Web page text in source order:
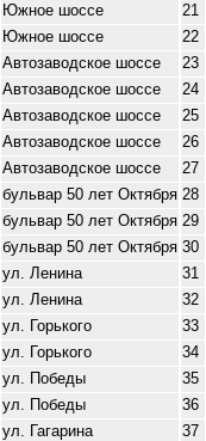
Южное шоссе
Южное шоссе
Автозаводское шоссе
Автозаводское шоссе
Автозаводское шоссе
Автозаводское шоссе
Автозаводское шоссе
бульвар 50 лет Октября
бульвар 50 лет Октября
бульвар 50 лет Октября
ул. Ленина
ул. Ленина
ул. Горького
ул. Горького
ул. Победы
ул. Победы
ул. Гагарина
21
22
23
24
25
26
27
28
29
30
31
32
33
34
35
36
37